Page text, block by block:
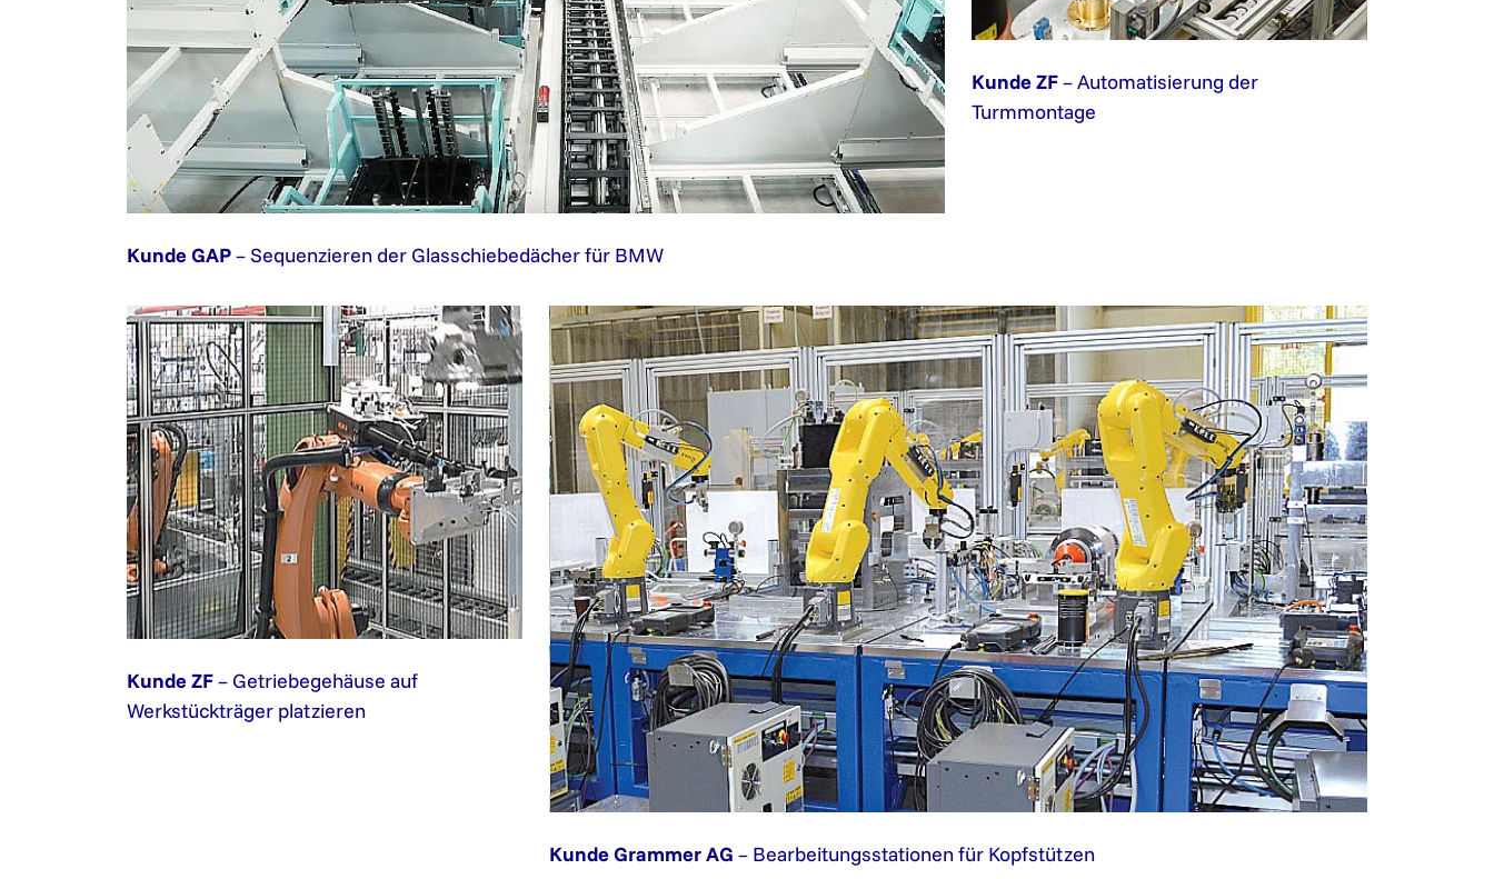
Kunde GAP– Sequenzieren der Glasschiebedächer für BMW
Kunde ZF– Automatisierung der
Turmmontage
Kunde ZF– Getriebegehäuse auf
Werkstückträger platzieren
Kunde Grammer AG – Bearbeitungsstationen für Kopfstützen